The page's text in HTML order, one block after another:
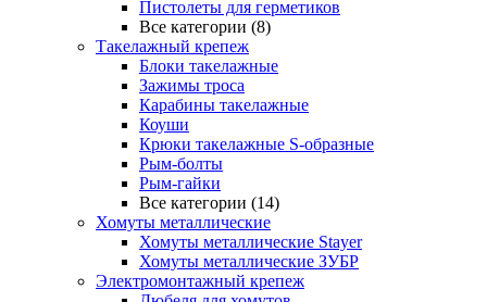
Пистолеты для герметиков
Все категории (8)
Такелажный крепеж
Блоки такелажные
Зажимы троса
Карабины такелажные
Коуши
Крюки такелажные S-образные
Рым-болты
Рым-гайки
Все категории (14)
Хомуты металлические
Хомуты металлические Stayer
Хомуты металлические ЗУБР
Электромонтажный крепеж